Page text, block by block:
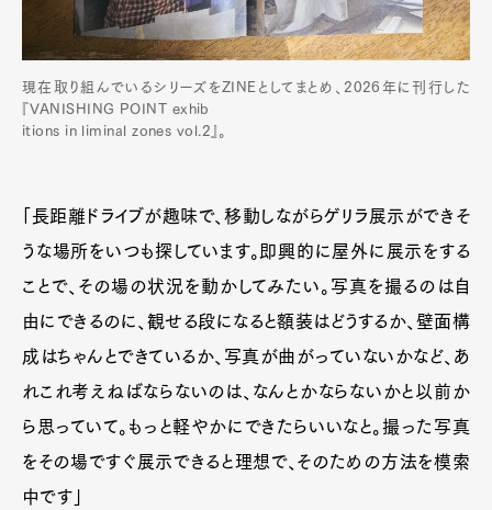
現在取り組んでいるシリーズをZINEとしてまとめ、2026年に刊行した
『VANISHING POINT exhib
itions in liminal zones vol.2』。
「長距離ドライブが趣味で、移動しながらゲリラ展示ができそ
うな場所をいつも探しています。即興的に屋外に展示をする
ことで、その場の状況を動かしてみたい。写真を撮るのは自
由にできるのに、観せる段になると額装はどうするか、壁面構
成はちゃんとできているか、写真が曲がっていないかなど、あ
れこれ考えねばならないのは、なんとかならないかと以前か
ら思っていて。もっと軽やかにできたらいいなと。撮った写真
をその場ですぐ展示できると理想で、そのための方法を模索
中です」